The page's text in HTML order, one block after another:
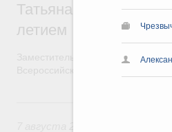
Татьяна Голикова
летием
Заместитель Председателя